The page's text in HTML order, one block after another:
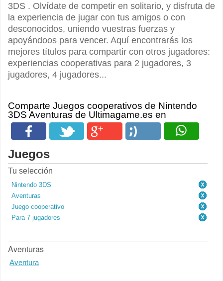
3DS . Olvídate de competir en solitario, y disfruta de
la experiencia de jugar con tus amigos o con
desconocidos, uniendo vuestras fuerzas y
apoyándoos para vencer. Aquí encontrarás los
mejores títulos para compartir con otros jugadores:
experiencias cooperativas para 2 jugadores, 3
jugadores, 4 jugadores...
Comparte Juegos cooperativos de Nintendo
3DS Aventuras de Ultimagame.es en
Juegos
Tu selección
Nintendo 3DS
Aventuras
Juego cooperativo
Para 7 jugadores
Aventuras
Aventura